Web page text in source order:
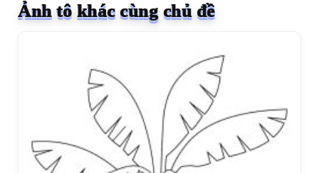
Ảnh tô khác cùng chủ đề